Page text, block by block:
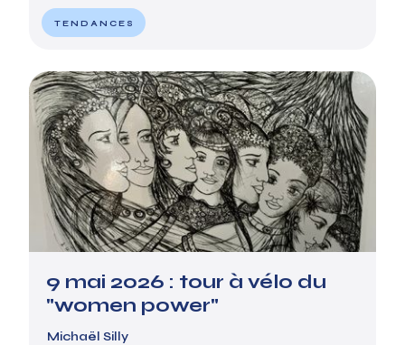
TENDANCES
9 mai 2026 : tour à vélo du
"women power"
Michaël Silly